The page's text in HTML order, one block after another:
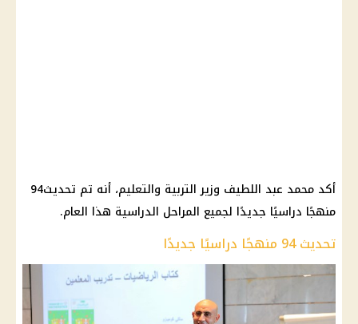
أكد محمد عبد اللطيف وزير التربية والتعليم، أنه تم تحديث94
منهجًا دراسيًا جديدًا لجميع المراحل الدراسية هذا العام.
تحديث 94 منهجًا دراسيًا جديدًا